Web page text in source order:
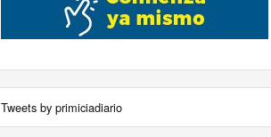
Tweets by primiciadiario